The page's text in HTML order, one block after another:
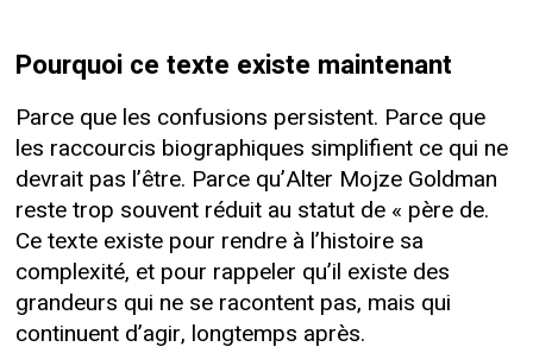
Pourquoi ce texte existe maintenant
Parce que les confusions persistent. Parce que
les raccourcis biographiques simplifient ce qui ne
devrait pas l’être. Parce qu’Alter Mojze Goldman
reste trop souvent réduit au statut de « père de.
Ce texte existe pour rendre à l’histoire sa
complexité, et pour rappeler qu’il existe des
grandeurs qui ne se racontent pas, mais qui
continuent d’agir, longtemps après.